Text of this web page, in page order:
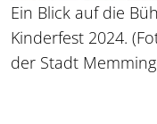
Ein Blick auf die
Kinderfest 2024.
der Stadt